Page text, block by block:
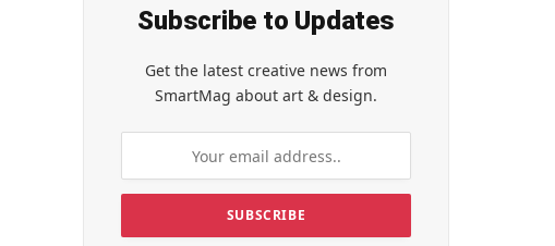
Subscribe to Updates
Get the latest creative news from
SmartMag about art & design.